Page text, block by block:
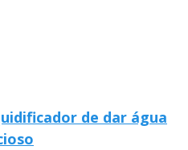
de dar água